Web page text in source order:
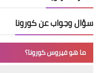
سؤال وجواب عن كورونا
ما هو فيروس كورونا؟